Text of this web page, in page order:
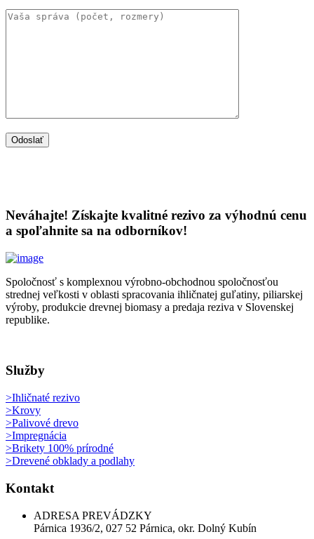
Neváhajte! Získajte kvalitné rezivo za výhodnú cenu
a spoľahnite sa na odborníkov!
Spoločnosť s komplexnou výrobno-obchodnou spoločnosťou
strednej veľkosti v oblasti spracovania ihličnatej guľatiny, piliarskej
výroby, produkcie drevnej biomasy a predaja reziva v Slovenskej
republike.
Služby
>Ihličnaté rezivo
>Krovy
>Palivové drevo
>Impregnácia
>Brikety 100% prírodné
>Drevené obklady a podlahy
Kontakt
ADRESA PREVÁDZKY
Párnica 1936/2, 027 52 Párnica, okr. Dolný Kubín